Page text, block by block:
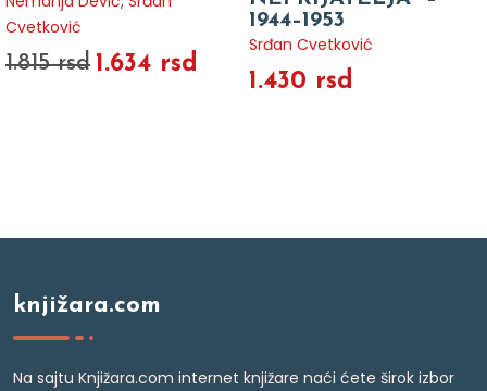
Cvetković
1.815 rsd 1.634 rsd
1944–1953
Srđan Cvetković
1.430 rsd
knjižara.com
Na sajtu Knjižara.com internet knjižare naći ćete širok izbor